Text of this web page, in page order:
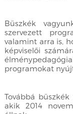
Büszkék
szervezett
valamint arra is,
képviselői
programokat
Továbbá
akik 2014